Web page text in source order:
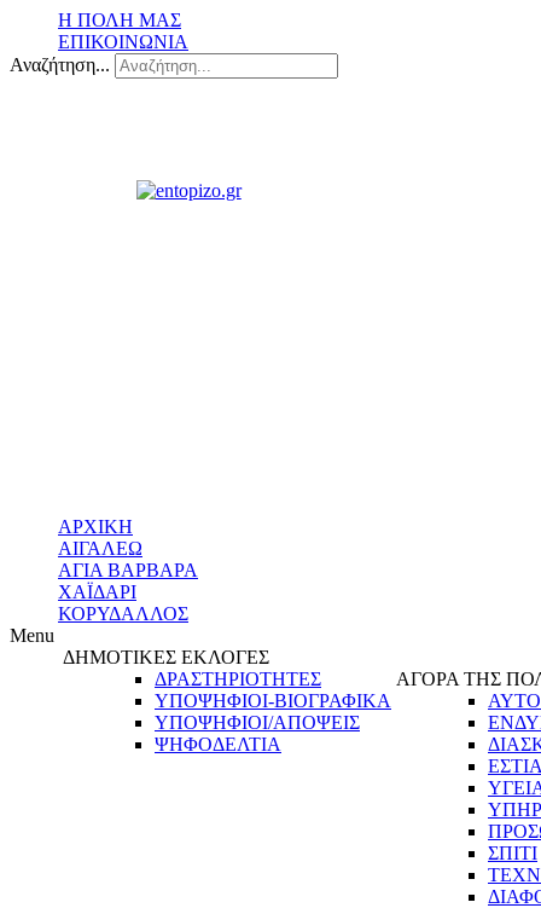
Η ΠΟΛΗ ΜΑΣ
ΕΠΙΚΟΙΝΩΝΙΑ
Αναζήτηση...
ΑΡΧΙΚΗ
ΑΙΓΑΛΕΩ
ΑΓΙΑ ΒΑΡΒΑΡΑ
ΧΑΪΔΑΡΙ
ΚΟΡΥΔΑΛΛΟΣ
Menu
ΔΗΜΟΤΙΚΕΣ ΕΚΛΟΓΕΣ
ΔΡΑΣΤΗΡΙΟΤΗΤΕΣ
ΥΠΟΨΗΦΙΟΙ-ΒΙΟΓΡΑΦΙΚΑ
ΥΠΟΨΗΦΙΟΙ/ΑΠΟΨΕΙΣ
ΨΗΦΟΔΕΛΤΙΑ
ΑΓΟΡΑ ΤΗΣ
ΣΠΙΤΙ